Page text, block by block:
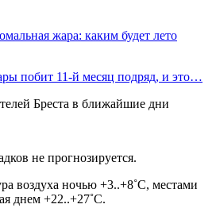
жара: каким будет лето
побит 11-й месяц подряд, и это…
не прогнозируется.
воздуха ночью +3..+8˚С, местами
днем +22..+27˚С.